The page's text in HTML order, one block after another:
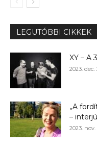
LEGUTÓBBI CIKKEK
XY – A
2023. dec.
„A
–
2023. nov.